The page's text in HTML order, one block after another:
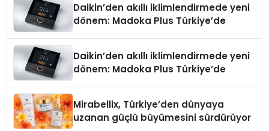
Daikin’den akıllı iklimlendirmede yeni
dönem: Madoka Plus Türkiye’de
Daikin’den akıllı iklimlendirmede yeni
dönem: Madoka Plus Türkiye’de
Mirabellix, Türkiye’den dünyaya
uzanan güçlü büyümesini sürdürüyor